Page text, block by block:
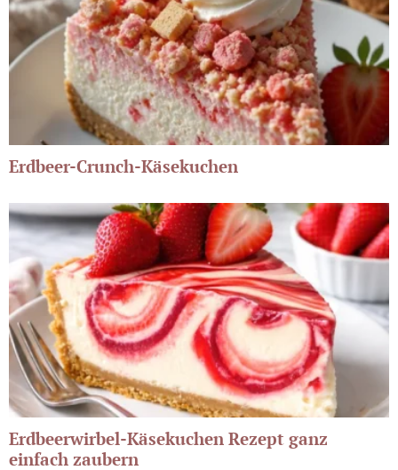
Erdbeer-Crunch-Käsekuchen
Erdbeerwirbel-Käsekuchen Rezept ganz
einfach zaubern